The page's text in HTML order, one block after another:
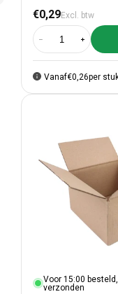
Normale
€0,29Excl. btw
Aantal verlagen
Aantal
Vanaf€0,26per
Voor 15:00
verzonden